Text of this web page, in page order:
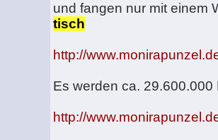
und fangen nur mit einem
tisch
http://
Es werden ca.
http://